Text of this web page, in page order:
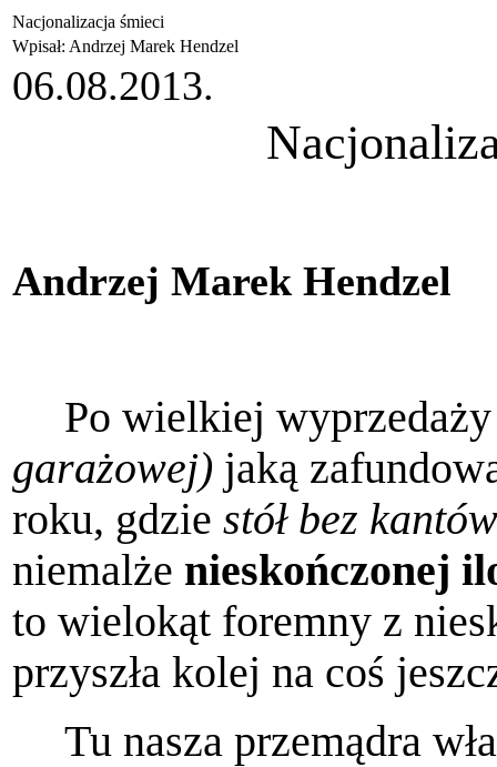
Nacjonalizacja śmieci
Wpisał: Andrzej Marek Hendzel
06.08.2013.
Andrzej Marek Hendzel
Po wielkiej
garażowej) jaką
roku, gdzie stół bez kantów
niemalże nieskończonej
to wielokąt foremny z
przyszła kolej na coś
Tu nasza przemądra